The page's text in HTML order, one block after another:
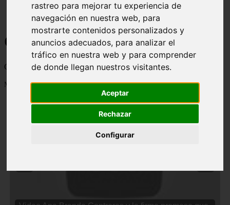
rastreo para mejorar tu experiencia de
navegación en nuestra web, para
mostrarte contenidos personalizados y
anuncios adecuados, para analizar el
tráfico en nuestra web y para comprender
de donde llegan nuestros visitantes.
Aceptar
Rechazar
Configurar
Curiosidades y Sabias que
Cosas curiosas, curiosidades, noticias impactantes y mucho mas
Mostrando 1 - 24 de 2833 artículos